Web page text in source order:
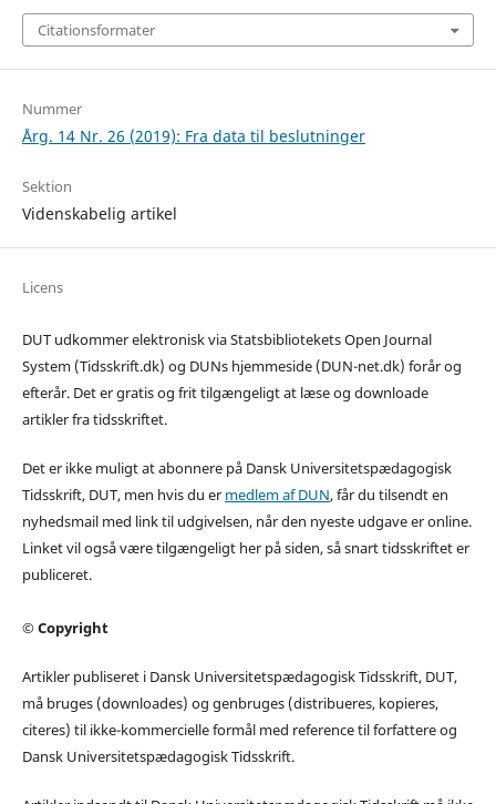
Citationsformater
Nummer
Årg. 14 Nr. 26 (2019): Fra data til beslutninger
Sektion
Videnskabelig artikel
Licens
DUT udkommer elektronisk via Statsbibliotekets Open Journal
System (Tidsskrift.dk) og DUNs hjemmeside (DUN-net.dk) forår og
efterår. Det er gratis og frit tilgængeligt at læse og downloade
artikler fra tidsskriftet.
Det er ikke muligt at abonnere på Dansk Universitetspædagogisk
Tidsskrift, DUT, men hvis du er medlem af DUN, får du tilsendt en
nyhedsmail med link til udgivelsen, når den nyeste udgave er online.
Linket vil også være tilgængeligt her på siden, så snart tidsskriftet er
publiceret.
© Copyright
Artikler publiseret i Dansk Universitetspædagogisk Tidsskrift, DUT,
må bruges (downloades) og genbruges (distribueres, kopieres,
citeres) til ikke-kommercielle formål med reference til forfattere og
Dansk Universitetspædagogisk Tidsskrift.